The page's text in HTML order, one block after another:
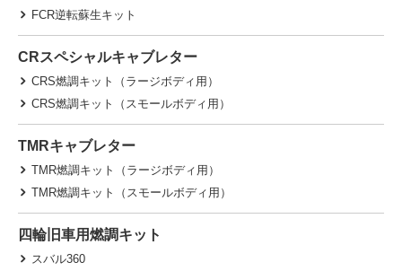
FCR逆転蘇生キット
CRスペシャルキャブレター
CRS燃調キット（ラージボディ用）
CRS燃調キット（スモールボディ用）
TMRキャブレター
TMR燃調キット（ラージボディ用）
TMR燃調キット（スモールボディ用）
四輪旧車用燃調キット
スバル360